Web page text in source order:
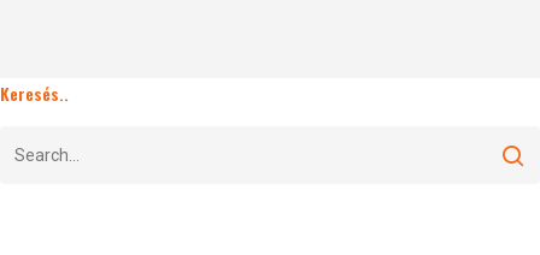
Keresés..